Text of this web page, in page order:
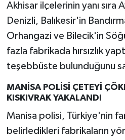
Akhisar ilçelerinin yanı sıra
Denizli, Balıkesir'in
Orhangazi ve Bilecik'in
fazla fabrikada hırsızlık
teşebbüste bulunduğunu
MANİSA POLİSİ ÇETEYİ
KISKIVRAK YAKALANDI
Manisa polisi, Türkiye'nin
belirledikleri fabrikaların